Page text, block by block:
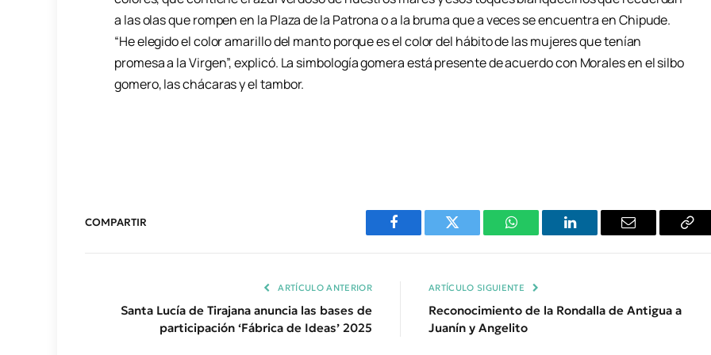
a las olas que rompen en la Plaza de la Patrona o a la bruma que a veces se encuentra en Chipude.
“He elegido el color amarillo del manto porque es el color del hábito de las mujeres que tenían
promesa a la Virgen”, explicó. La simbología gomera está presente de acuerdo con Morales en el silbo
gomero, las chácaras y el tambor.
COMPARTIR
Facebook Twitter WhatsAppLinkedIn Email
ARTÍCULO ANTERIOR
Santa Lucía de Tirajana anuncia las bases de
participación ‘Fábrica de Ideas’ 2025
ARTÍCULO SIGUIENTE
Reconocimiento de la Rondalla de Antigua a
Juanín y Angelito